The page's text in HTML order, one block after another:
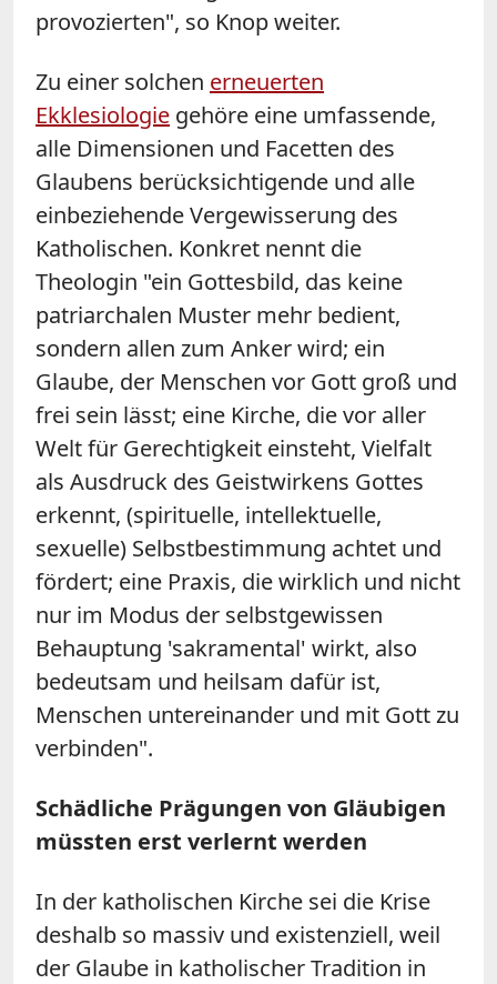
provozierten", so Knop weiter.
Zu einer solchen erneuerten
Ekklesiologie gehöre eine umfassende,
alle Dimensionen und Facetten des
Glaubens berücksichtigende und alle
einbeziehende Vergewisserung des
Katholischen. Konkret nennt die
Theologin "ein Gottesbild, das keine
patriarchalen Muster mehr bedient,
sondern allen zum Anker wird; ein
Glaube, der Menschen vor Gott groß und
frei sein lässt; eine Kirche, die vor aller
Welt für Gerechtigkeit einsteht, Vielfalt
als Ausdruck des Geistwirkens Gottes
erkennt, (spirituelle, intellektuelle,
sexuelle) Selbstbestimmung achtet und
fördert; eine Praxis, die wirklich und nicht
nur im Modus der selbstgewissen
Behauptung 'sakramental' wirkt, also
bedeutsam und heilsam dafür ist,
Menschen untereinander und mit Gott zu
verbinden".
Schädliche Prägungen von Gläubigen
müssten erst verlernt werden
In der katholischen Kirche sei die Krise
deshalb so massiv und existenziell, weil
der Glaube in katholischer Tradition in